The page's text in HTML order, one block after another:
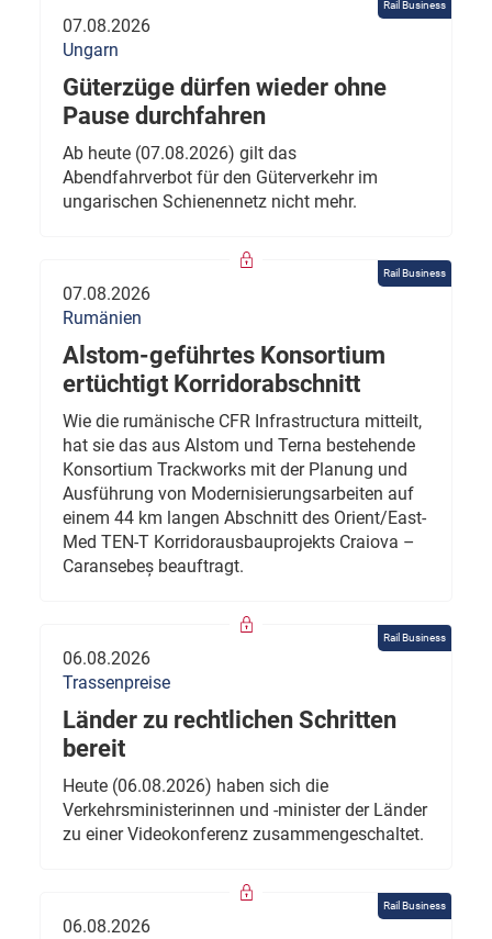
Rail Business
07.08.2026
Ungarn
Güterzüge dürfen wieder ohne
Pause durchfahren
Ab heute (07.08.2026) gilt das
Abendfahrverbot für den Güterverkehr im
ungarischen Schienennetz nicht mehr.
Rail Business
07.08.2026
Rumänien
Alstom-geführtes Konsortium
ertüchtigt Korridorabschnitt
Wie die rumänische CFR Infrastructura mitteilt,
hat sie das aus Alstom und Terna bestehende
Konsortium Trackworks mit der Planung und
Ausführung von Modernisierungsarbeiten auf
einem 44 km langen Abschnitt des Orient/East-
Med TEN-T Korridorausbauprojekts Craiova –
Caransebeș beauftragt.
Rail Business
06.08.2026
Trassenpreise
Länder zu rechtlichen Schritten
bereit
Heute (06.08.2026) haben sich die
Verkehrsministerinnen und -minister der Länder
zu einer Videokonferenz zusammengeschaltet.
Rail Business
06.08.2026